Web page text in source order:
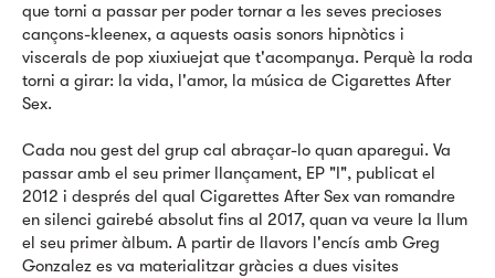
que torni a passar per poder tornar a les seves precioses
cançons-kleenex, a aquests oasis sonors hipnòtics i
viscerals de pop xiuxiuejat que t'acompanya. Perquè la roda
torni a girar: la vida, l'amor, la música de Cigarettes After
Sex.
Cada nou gest del grup cal abraçar-lo quan aparegui. Va
passar amb el seu primer llançament, EP "I", publicat el
2012 i després del qual Cigarettes After Sex van romandre
en silenci gairebé absolut fins al 2017, quan va veure la llum
el seu primer àlbum. A partir de llavors l'encís amb Greg
Gonzalez es va materialitzar gràcies a dues visites